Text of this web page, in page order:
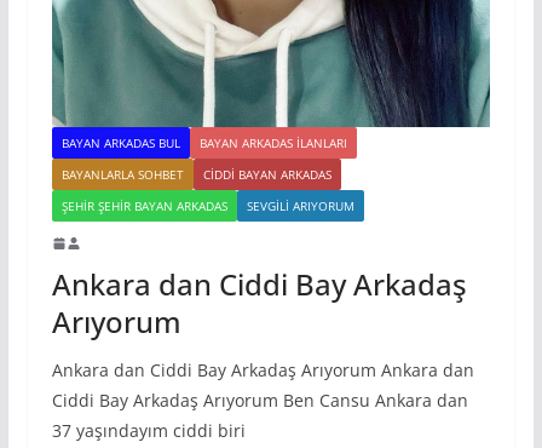
BAYAN ARKADAS BUL
BAYAN ARKADAS ILANLARI
BAYANLARLA SOHBET
CIDDI BAYAN ARKADAS
ŞEHIR ŞEHIR BAYAN ARKADAS
SEVGILI ARIYORUM
Ankara dan Ciddi Bay Arkadaş
Arıyorum
Ankara dan Ciddi Bay Arkadaş Arıyorum Ankara dan
Ciddi Bay Arkadaş Arıyorum Ben Cansu Ankara dan
37 yaşındayım ciddi biri